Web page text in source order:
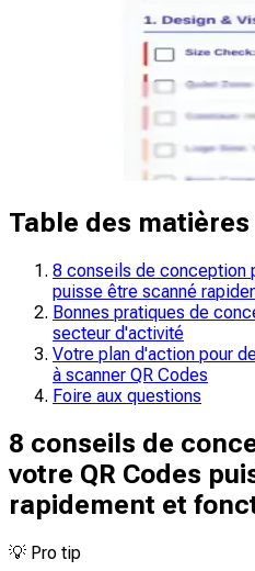
Table des matières
8 conseils de conception
puisse être scanné
Bonnes pratiques de
secteur d'activité
Votre plan d'action pour
à scanner QR Codes
Foire aux questions
8 conseils de
votre QR Codes
rapidement et
💡 Pro tip